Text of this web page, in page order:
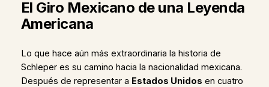
El Giro Mexicano de una Leyenda
Americana
Lo que hace aún más extraordinaria la historia de
Schleper es su camino hacia la nacionalidad mexicana.
Después de representar a Estados Unidos en cuatro